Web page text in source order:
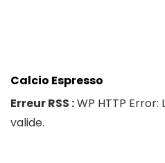
Calcio Espresso
Erreur RSS :WP HTTP Error:
valide.